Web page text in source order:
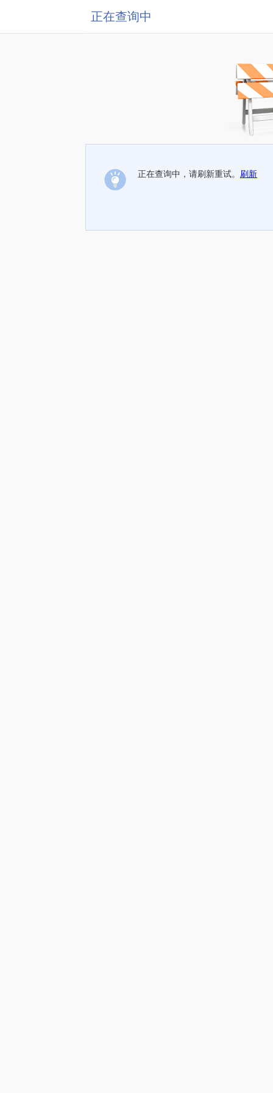
正在查询中
正在查询中，请刷新重试。 刷新